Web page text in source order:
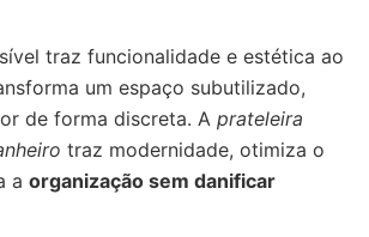
traz funcionalidade e estética ao
um espaço subutilizado,
de forma discreta. A prateleira
traz modernidade, otimiza o
a organização sem danificar